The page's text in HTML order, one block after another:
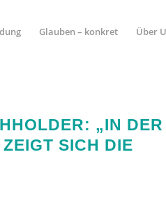
Glauben – konkret Über
„IN DER
SICH DIE